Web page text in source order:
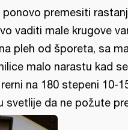
premesiti
vaditi male krugove
pleh od šporeta, sa
malo narastu kad
na 180 stepeni 10-
svetlije da ne požute